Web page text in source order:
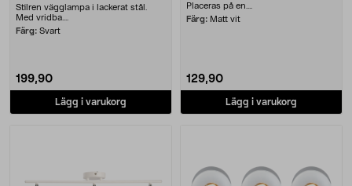
Stilren vägglampa i lackerat stål.
Med vridba....
Färg: Svart
199,90
Lägg i varukorg
Placeras på en....
Färg: Matt vit
129,90
Lägg i varukorg